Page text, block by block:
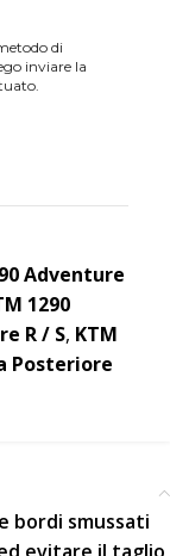
di
inviare la
Adventure
1290
R / S, KTM
Posteriore
bordi smussati